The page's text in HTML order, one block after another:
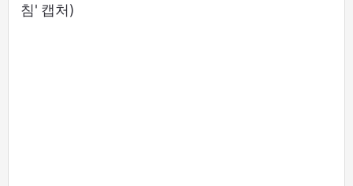
침' 캡처)